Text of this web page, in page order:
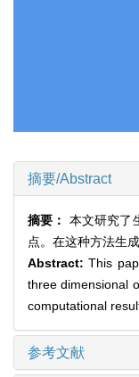
摘要/Abstract
摘要： 本文研究了
点。在这种方法生
Abstract:This
three dimensional
computational
参考文献